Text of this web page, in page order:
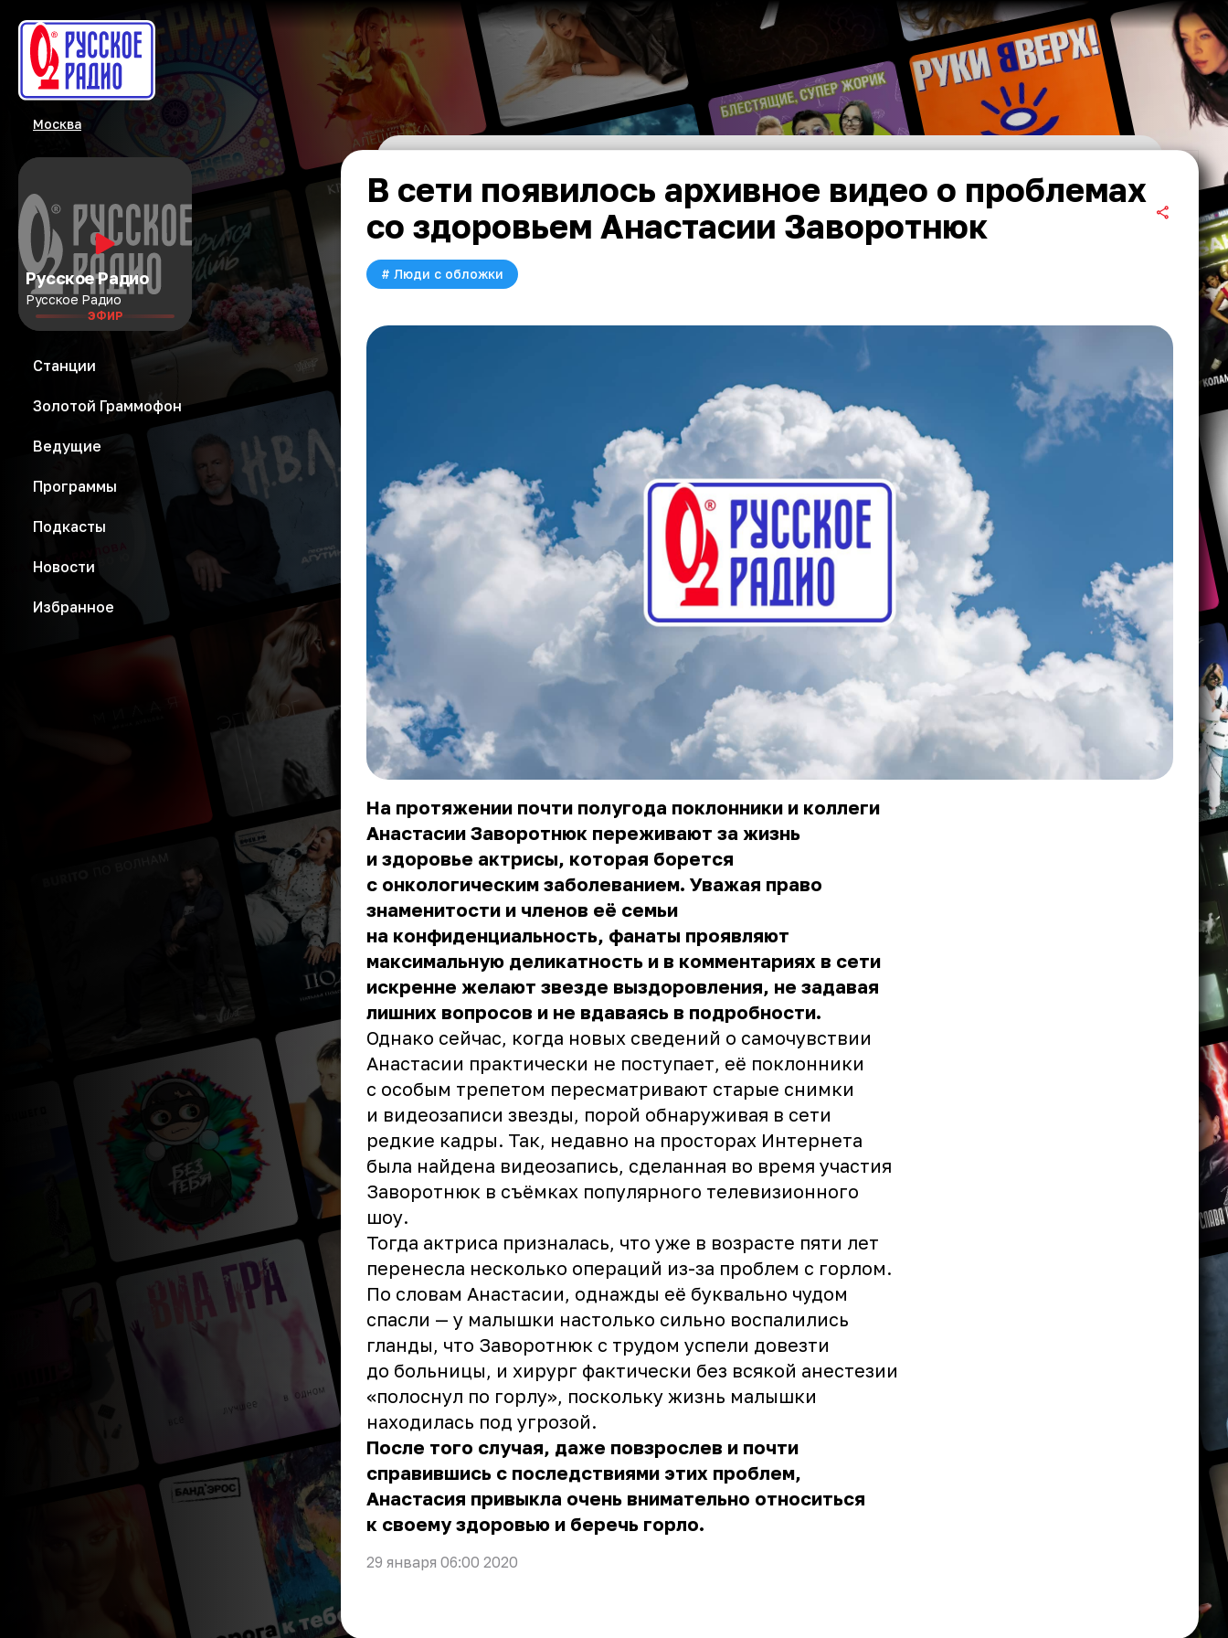
Москва
Русское Радио
Русское Радио
ЭФИР
Станции
Золотой Граммофон
Ведущие
Программы
Подкасты
Новости
Избранное
В сети появилось архивное видео о проблемах
со здоровьем Анастасии Заворотнюк
# Люди с обложки
На протяжении почти полугода поклонники и коллеги
Анастасии Заворотнюк переживают за жизнь
и здоровье актрисы, которая борется
с онкологическим заболеванием. Уважая право
знаменитости и членов её семьи
на конфиденциальность, фанаты проявляют
максимальную деликатность и в комментариях в сети
искренне желают звезде выздоровления, не задавая
лишних вопросов и не вдаваясь в подробности.
Однако сейчас, когда новых сведений о самочувствии
Анастасии практически не поступает, её поклонники
с особым трепетом пересматривают старые снимки
и видеозаписи звезды, порой обнаруживая в сети
редкие кадры. Так, недавно на просторах Интернета
была найдена видеозапись, сделанная во время участия
Заворотнюк в съёмках популярного телевизионного
шоу.
Тогда актриса призналась, что уже в возрасте пяти лет
перенесла несколько операций из-за проблем с горлом.
По словам Анастасии, однажды её буквально чудом
спасли — у малышки настолько сильно воспалились
гланды, что Заворотнюк с трудом успели довезти
до больницы, и хирург фактически без всякой анестезии
«полоснул по горлу», поскольку жизнь малышки
находилась под угрозой.
После того случая, даже повзрослев и почти
справившись с последствиями этих проблем,
Анастасия привыкла очень внимательно относиться
к своему здоровью и беречь горло.
29 января 06:00 2020